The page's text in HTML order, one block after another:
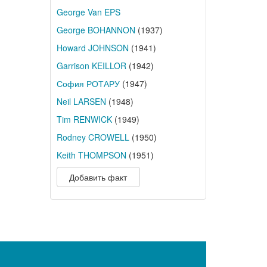
George Van EPS
George BOHANNON (1937)
Howard JOHNSON (1941)
Garrison KEILLOR(1942)
София РОТАРУ(1947)
Neil LARSEN (1948)
Tim RENWICK(1949)
Rodney CROWELL(1950)
Keith THOMPSON (1951)
Добавить факт